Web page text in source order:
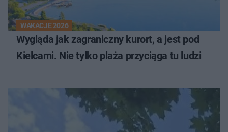
WAKACJE 2026
Wygląda jak zagraniczny kurort, a jest pod
Kielcami. Nie tylko plaża przyciąga tu ludzi